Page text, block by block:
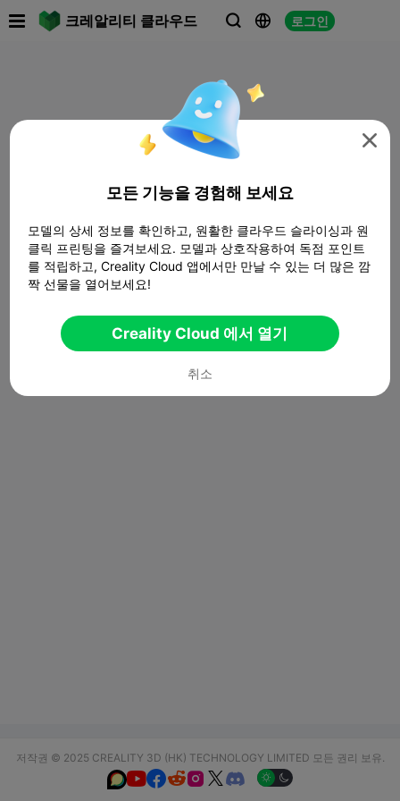
크레알리티 클라우드   로그인
저작권 © 2025 CREALITY 3D (HK) TECHNOLOGY LIMITED 모든 권리 보유.
  

모든 기능을 경험해 보세요
모델의 상세 정보를 확인하고, 원활한 클라우드 슬라이싱과 원
클릭 프린팅을 즐겨보세요. 모델과 상호작용하여 독점 포인트
를 적립하고, Creality Cloud 앱에서만 만날 수 있는 더 많은 깜
짝 선물을 열어보세요!
Creality Cloud 에서 열기
취소